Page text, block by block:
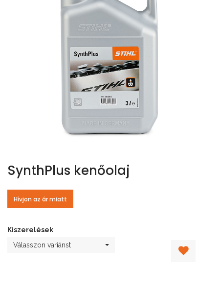
SynthPlus kenőolaj
Hívjon az ár miatt
Kiszerelések
Válasszon variánst